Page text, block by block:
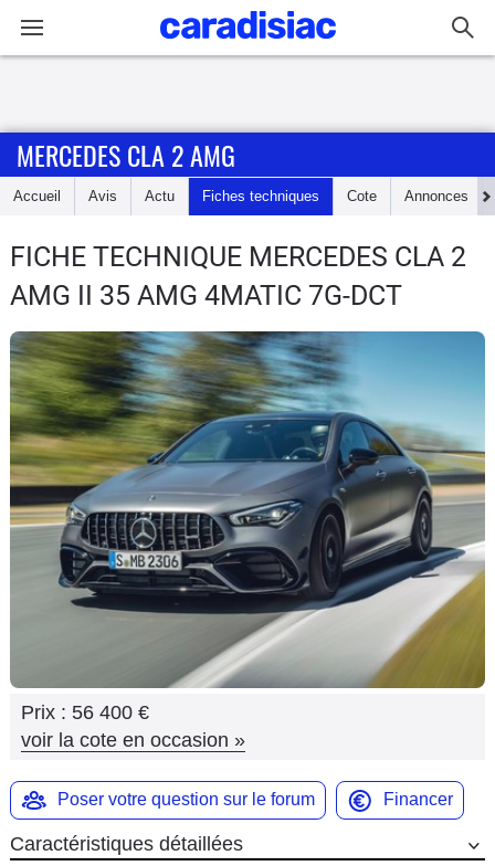
Accueil
Essais
Guide
d'achat
Electriques
Utilitaires
Flottes
Services
Moto
Marques
MERCEDES CLA 2 AMG
Accueil Avis Actu Fiches techniques Cote Annonces
FICHE TECHNIQUE MERCEDES CLA 2
AMG II 35 AMG 4MATIC 7G-DCT
Prix : 56 400 €
voir la cote en occasion »
Poser votre question sur le forum Financer
Caractéristiques détaillées